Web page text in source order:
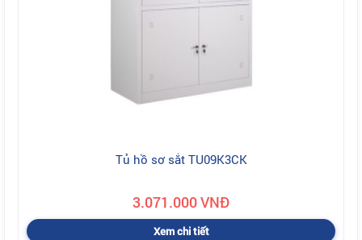
Tủ hồ sơ sắt TU09K3CK
3.071.000 VNĐ
Xem chi tiết